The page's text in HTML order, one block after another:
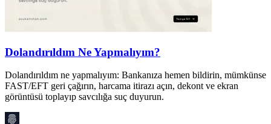
Dolandırıldım Ne Yapmalıyım?
Dolandırıldım ne yapmalıyım: Bankanıza hemen bildirin, mümkünse
FAST/EFT geri çağırın, harcama itirazı açın, dekont ve ekran
görüntüsü toplayıp savcılığa suç duyurun.